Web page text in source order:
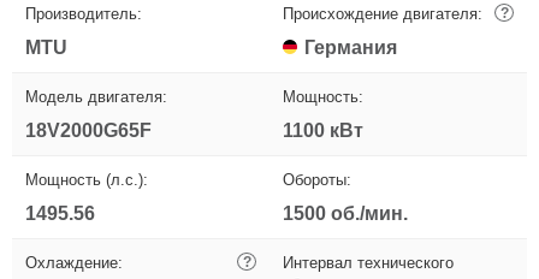
Производитель:
MTU
Происхождение двигателя: ?
Германия
Модель двигателя:
18V2000G65F
Мощность:
1100 кВт
Мощность (л.с.):
1495.56
Обороты:
1500 об./мин.
Охлаждение: ?
Интервал технического